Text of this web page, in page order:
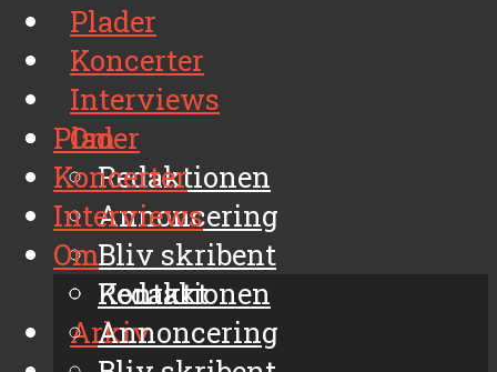
Plader
Koncerter
Interviews
Om
Redaktionen
Annoncering
Bliv skribent
Kontakt
Arkiv
Plader
Koncerter
Interviews
Om
Redaktionen
Annoncering